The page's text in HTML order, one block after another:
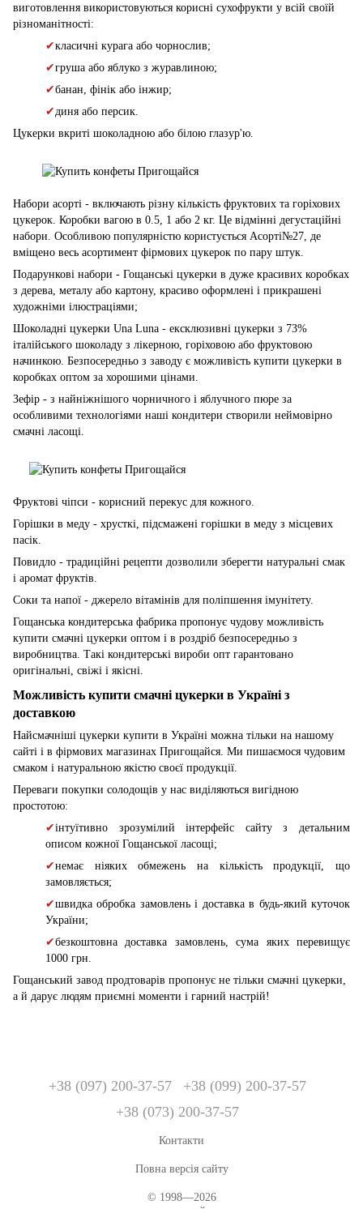
виготовлення використовуються корисні сухофрукти у всій своїй
різноманітності:
✔класичні курага або чорнослив;
✔груша або яблуко з журавлиною;
✔банан, фінік або інжир;
✔ диня або персик.
Цукерки вкриті шоколадною або білою глазур'ю.
Набори асорті - включають різну кількість фруктових та горіхових
цукерок. Коробки вагою в 0.5, 1 або 2 кг. Це відмінні дегустаційні
набори. Особливою популярністю користується Асорті№27, де
вміщено весь асортимент фірмових цукерок по пару штук.
Подарункові набори - Гощанські цукерки в дуже красивих коробках
з дерева, металу або картону, красиво оформлені і прикрашені
художніми ілюстраціями;
Шоколадні цукерки Una Luna - ексклюзивні цукерки з 73%
італійського шоколаду з лікерною, горіховою або фруктовою
начинкою. Безпосередньо з заводу є можливість купити цукерки в
коробках оптом за хорошими цінами.
Зефір - з найніжнішого чорничного і яблучного пюре за
особливими технологіями наші кондитери створили неймовірно
смачні ласощі.
Фруктові чіпси - корисний перекус для кожного.
Горішки в меду - хрусткі, підсмажені горішки в меду з місцевих
пасік.
Повидло - традиційні рецепти дозволили зберегти натуральні смак
і аромат фруктів.
Соки та напої - джерело вітамінів для поліпшення імунітету.
Гощанська кондитерська фабрика пропонує чудову можливість
купити смачні цукерки оптом і в роздріб безпосередньо з
виробництва. Такі кондитерські вироби опт гарантовано
оригінальні, свіжі і якісні.
Можливість купити смачні цукерки в Україні з
доставкою
Найсмачніші цукерки купити в Україні можна тільки на нашому
сайті і в фірмових магазинах Пригощайся. Ми пишаємося чудовим
смаком і натуральною якістю своєї продукції.
Переваги покупки солодощів у нас виділяються вигідною
простотою:
✔інтуїтивно зрозумілий інтерфейс сайту з детальним
описом кожної Гощанської ласощі;
✔немає ніяких обмежень на кількість продукції, що
замовляється;
✔швидка обробка замовлень і доставка в будь-який куточок
України;
✔безкоштовна доставка замовлень, сума яких перевищує
1000 грн.
Гощанський завод продтоварів пропонує не тільки смачні цукерки,
а й дарує людям приємні моменти і гарний настрій!
+38 (097) 200-37-57
+38 (099) 200-37-57
+38 (073) 200-37-57
Контакти
Повна версія сайту
© 1998—2026